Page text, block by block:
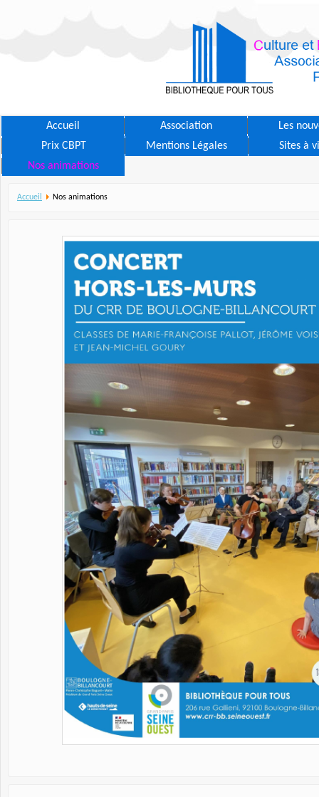
Accueil Association
Les
Prix CBPT
Mentions Légales
Sites à
Nos animations
Accueil Nos animations